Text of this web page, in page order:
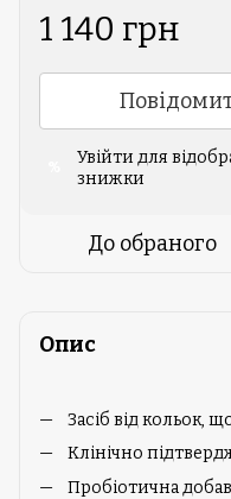
1 140 грн
Увійти для
знижки
До обраного
Опис
Засіб від кольок,
Клінічно
Пробіотична